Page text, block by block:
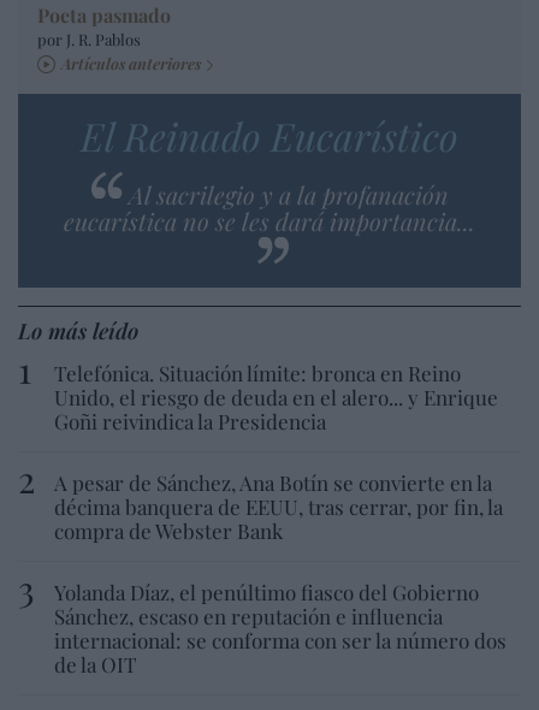
Poeta pasmado
por J. R. Pablos
Artículos anteriores
El Reinado Eucarístico
Al sacrilegio y a la profanación
eucarística no se les dará importancia...
Lo más leído
Telefónica. Situación límite: bronca en Reino
Unido, el riesgo de deuda en el alero... y Enrique
Goñi reivindica la Presidencia
A pesar de Sánchez, Ana Botín se convierte en la
décima banquera de EEUU, tras cerrar, por fin, la
compra de Webster Bank
Yolanda Díaz, el penúltimo fiasco del Gobierno
Sánchez, escaso en reputación e influencia
internacional: se conforma con ser la número dos
de la OIT